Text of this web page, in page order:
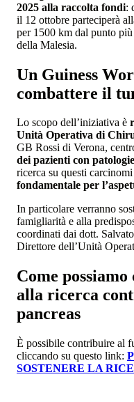
2025 alla raccolta fondi:
il 12 ottobre parteciperà
per 1500 km dal punto
della Malesia.
Un Guiness
combattere il
Lo scopo dell’iniziativa è
Unità Operativa di
GB Rossi di Verona,
dei pazienti con
ricerca su questi
fondamentale per
In particolare verranno
famigliarità e alla
coordinati dai dott.
Direttore dell’Unità
Come
alla ricerca
pancreas
È possibile contribuire al
cliccando su questo link:
SOSTENERE LA